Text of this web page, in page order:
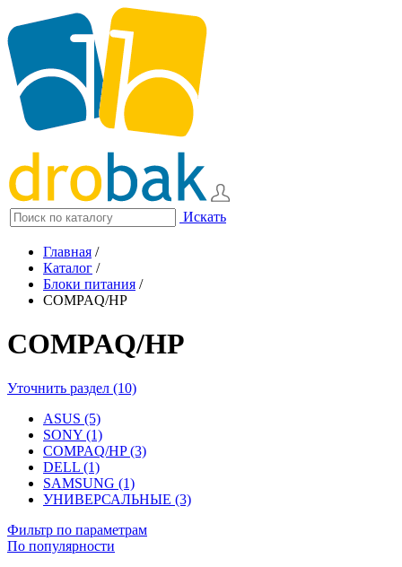
Искать
Главная /
Каталог /
Блоки питания /
COMPAQ/HP
COMPAQ/HP
Уточнить раздел (10)
ASUS (5)
SONY (1)
COMPAQ/HP (3)
DELL (1)
SAMSUNG (1)
УНИВЕРСАЛЬНЫЕ (3)
Фильтр по параметрам
По популярности